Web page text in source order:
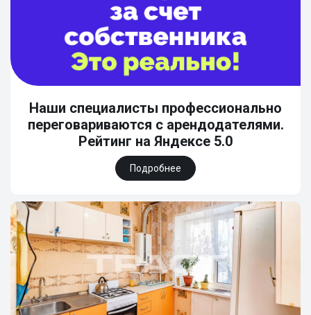
Наши специалисты профессионально
переговариваются с арендодателями.
Рейтинг на Яндексе 5.0
Подробнее